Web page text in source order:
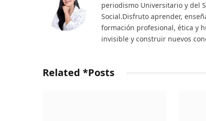
periodismo Universitario y del
Social.Disfruto aprender,
formación profesional, ética y
invisible y construir nuevos
Related *Posts